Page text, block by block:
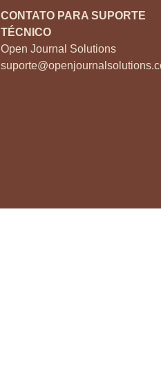
CONTATO PARA SUPORTE
TÉCNICO
Open Journal Solutions